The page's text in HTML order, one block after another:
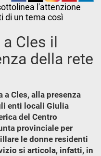
l'attenzione
di un tema così
Cles il
della rete
a Cles, alla presenza
enti locali Giulia
del Centro
provinciale per
le donne residenti
si articola, infatti, in